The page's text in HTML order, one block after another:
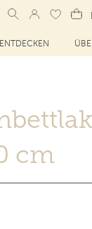
ENTDECKEN
cm